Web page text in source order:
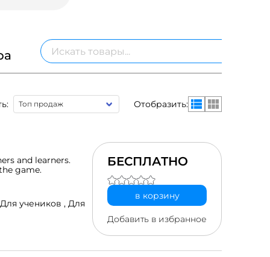
Отобразить:
and learners.
game.
Для учеников , Для
БЕСПЛАТНО
в корзину
Добавить в избранное